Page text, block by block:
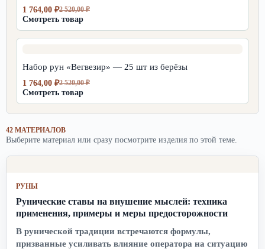
2 520,00₽
Первоначальная
цена
составляла
1 764,00 ₽
Текущая
цена:
1
Смотреть товар
Набор рун «Вегвезир» — 25 шт из берёзы
2 520,00₽
Первоначальная
цена
составляла
2
520,00 ₽.
1 764,00 ₽
Текущая
цена:
1
Смотреть товар
42 МАТЕРИАЛОВ
Выберите материал или сразу посмотрите изделия по этой теме.
РУНЫ
Рунические ставы на внушение мыслей: техника
применения, примеры и меры предосторожности
В рунической традиции встречаются формулы,
призванные усиливать влияние оператора на ситуацию